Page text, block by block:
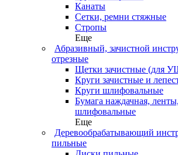
Канаты
Сетки, ремни стяжные
Стропы
Еще
Абразивный, зачистной
отрезные
Щетки зачистные (для
Круги зачистные и
Круги шлифовальные
Бумага наждачная,
шлифовальные
Еще
Деревообрабатывающий
пильные